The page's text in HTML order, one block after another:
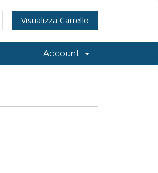
Visualizza Carrello
Account